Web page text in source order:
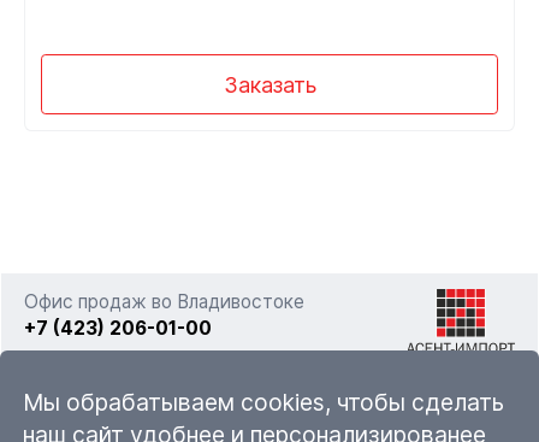
Заказать
Офис продаж во Владивостоке
+7 (423) 206-01-00
Мы обрабатываем cookies, чтобы сделать
наш сайт удобнее и персонализированее